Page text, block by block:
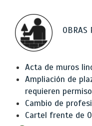
OBRAS
Acta de muros
Ampliación de
requieren
Cambio de
Cartel frente de